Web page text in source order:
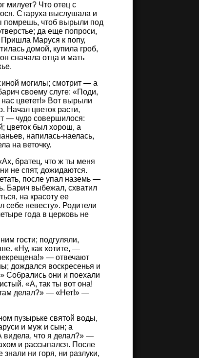
милует? Что отец с
Старуха выслушала и
помрешь, чтоб вырыли под
да еще попроси,
Пришла Маруся к попу,
домой, купила гроб,
сначала отца и мать
могилы; смотрит — а
своему слуге: «Поди,
цветет!» Вот вырыли
Начал цветок расти,
— чудо совершилося:
цветок был хорош, а
напилась-наелась,
на веточку.
братец, что ж ты меня
не спят, дожидаются.
после упал наземь —
Барич выбежал, схватил
на красоту ее
себе невесту». Родители
года в церковь не
гости; подгуляли,
«Ну, как хотите, —
— отвечают
дождался воскресенья и
Собрались они и поехали
«А, так ты вот она!
делал?» — «Нет!» —
пузырьке святой воды,
и муж и сын; а
что я делал?» —
и рассыпался. После
ни горя, ни разлуки,